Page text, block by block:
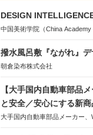
DESIGN
中国美術学院（China Academy
撥水風呂敷『ながれ』
朝倉染布株式会社
【大手国内自動車部品
と安全／安心にする新
大手国内自動車部品メーカー、